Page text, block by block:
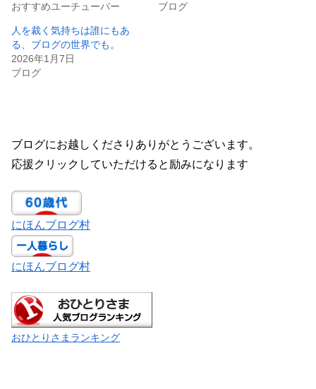
おすすめユーチューバー
ブログ
人を裁く気持ちは誰にもあ
る、ブログの世界でも。
2026年1月7日
ブログ
ブログにお越しくださりありがとうございます。
応援クリックしていただけると励みになります
にほんブログ村
にほんブログ村
おひとりさまランキング